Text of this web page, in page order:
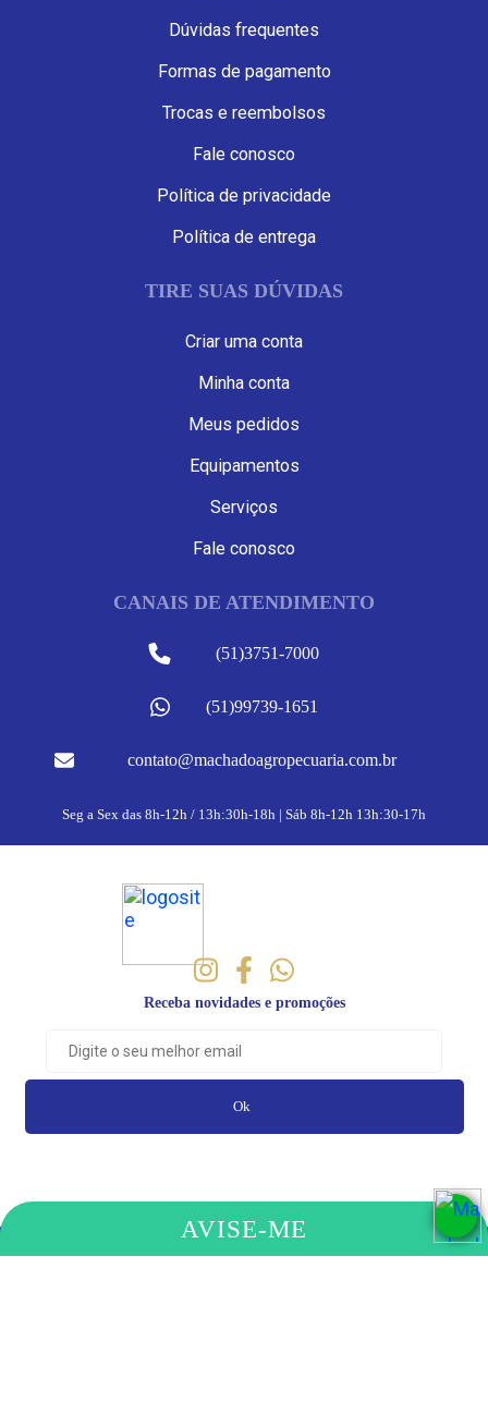
AVISE-ME
Dúvidas frequentes
Formas de pagamento
Trocas e reembolsos
Fale conosco
Política de privacidade
Política de entrega
TIRE SUAS DÚVIDAS
Criar uma conta
Minha conta
Meus pedidos
Equipamentos
Serviços
Fale conosco
CANAIS DE ATENDIMENTO
(51)3751-7000
(51)99739-1651
contato@machadoagropecuaria.com.br
Seg a Sex das 8h-12h / 13h:30h-18h | Sáb 8h-12h 13h:30-17h
Receba novidades e promoções
Ok